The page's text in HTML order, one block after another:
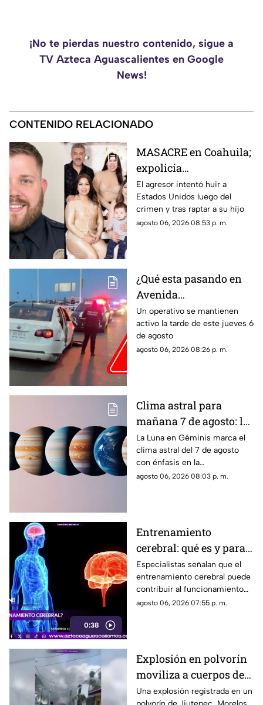
¡No te pierdas nuestro contenido, sigue a
TV Azteca Aguascalientes en Google
News!
CONTENIDO RELACIONADO
MASACRE en Coahuila;
expolicía
estadounidense atacó a
la familia de su
expareja mexicana
luego de que le
familiar
El agresor intentó huir a
Estados Unidos luego del
crimen y tras raptar a su hijo
agosto 06, 2026 08:53 p. m.
¿Qué esta pasando en
Avenida
Aguascalientes?
Reportan persecución y
accidente vehicular
Un operativo se mantienen
activo la tarde de este jueves 6
de agosto
agosto 06, 2026 08:26 p. m.
Clima astral para
mañana 7 de agosto: la
Luna cambia a Géminis
y favorece la
comunicación
La Luna en Géminis marca el
clima astral del 7 de agosto
con énfasis en la
comunicación, las ideas y los
agosto 06, 2026 08:03 p. m.
0:38
Entrenamiento
cerebral: qué es y para
qué sirve
Especialistas señalan que el
entrenamiento cerebral puede
contribuir al funcionamiento
cognitivo cuando se combina
agosto 06, 2026 07:55 p. m.
Explosión en polvorín
moviliza a cuerpos de
emergencia
Una explosión registrada en un